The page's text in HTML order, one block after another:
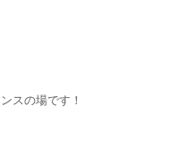
スの場です！